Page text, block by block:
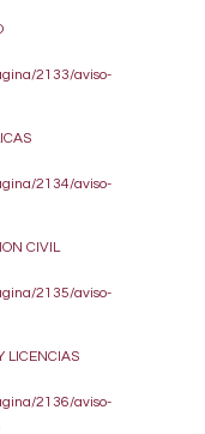
2133/aviso-
2134/aviso-
CIVIL
2135/aviso-
LICENCIAS
2136/aviso-